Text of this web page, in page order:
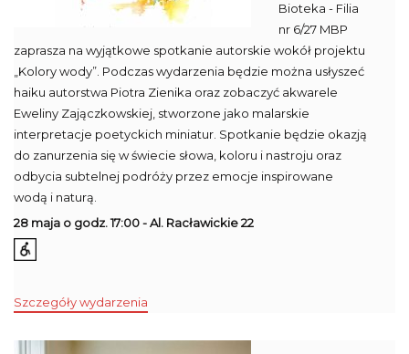
Bioteka - Filia
nr 6/27 MBP
zaprasza na wyjątkowe spotkanie autorskie wokół projektu
„Kolory wody”. Podczas wydarzenia będzie można usłyszeć
haiku autorstwa Piotra Zienika oraz zobaczyć akwarele
Eweliny Zajączkowskiej, stworzone jako malarskie
interpretacje poetyckich miniatur. Spotkanie będzie okazją
do zanurzenia się w świecie słowa, koloru i nastroju oraz
odbycia subtelnej podróży przez emocje inspirowane
wodą i naturą.
28 maja o godz. 17:00 - Al. Racławickie 22
Szczegóły wydarzenia